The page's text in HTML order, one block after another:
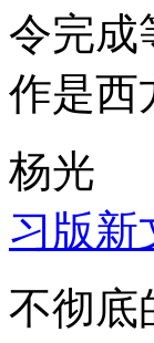
令完成
作是西
杨光
习版新
不彻底